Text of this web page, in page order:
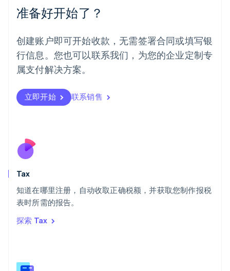
准备好开始了？
创建账户即可开始收款，无需签署合同或填写银
行信息。您也可以联系我们，为您的企业定制专
属支付解决方案。
立即开始 联系销售
Tax
知道在哪里注册，自动收取正确税额，并获取您制作报税
表时所需的报告。
探索 Tax
墨西哥
EspañolEnglish
English
葡萄牙
PortuguêsEnglish
日本
瑞典
Svenska English
瑞士
English
斯洛伐克
泰国
ไทยEnglish
English
English